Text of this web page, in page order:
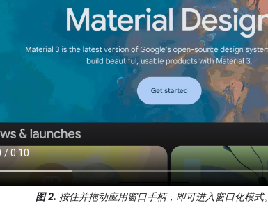
图 2. 按住并拖动应用窗口手柄，即可进入窗口化模式。